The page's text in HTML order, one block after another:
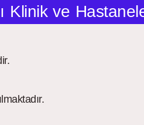
Klinik ve